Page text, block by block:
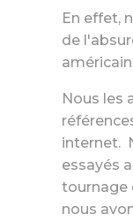
En effet,
de
Nous les
internet.
essayés
tournage
nous